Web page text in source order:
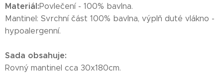
Materiál:Povlečení - 100% bavlna.
Mantinel: Svrchní část 100% bavlna, výplň duté vlákno -
hypoalergenní.
Sada obsahuje:
Rovný mantinel cca 30x180cm.